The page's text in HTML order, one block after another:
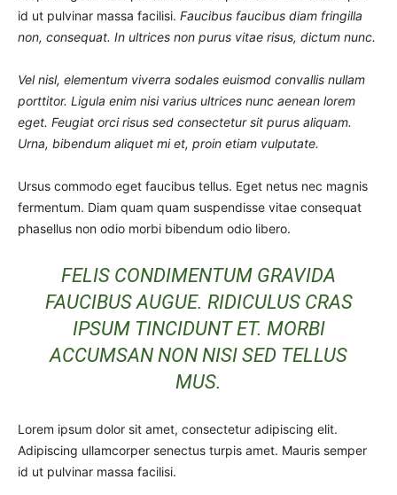
id ut pulvinar massa facilisi. Faucibus faucibus diam fringilla
non, consequat. In ultrices non purus vitae risus, dictum nunc.
Vel nisl, elementum viverra sodales euismod convallis nullam
porttitor. Ligula enim nisi varius ultrices nunc aenean lorem
eget. Feugiat orci risus sed consectetur sit purus aliquam.
Urna, bibendum aliquet mi et, proin etiam vulputate.
Ursus commodo eget faucibus tellus. Eget netus nec magnis
fermentum. Diam quam quam suspendisse vitae consequat
phasellus non odio morbi bibendum odio libero.
FELIS CONDIMENTUM GRAVIDA
FAUCIBUS AUGUE. RIDICULUS CRAS
IPSUM TINCIDUNT ET. MORBI
ACCUMSAN NON NISI SED TELLUS
MUS.
Lorem ipsum dolor sit amet, consectetur adipiscing elit.
Adipiscing ullamcorper senectus turpis amet. Mauris semper
id ut pulvinar massa facilisi.